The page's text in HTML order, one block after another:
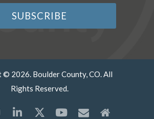
2026. Boulder County, CO. All
Rights Reserved.